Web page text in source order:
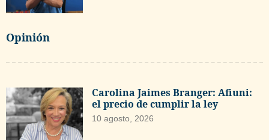
Opinión
Carolina Jaimes Branger: Afiuni:
el precio de cumplir la ley
10 agosto, 2026